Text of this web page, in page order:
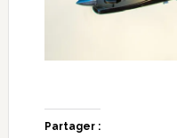
Partager :